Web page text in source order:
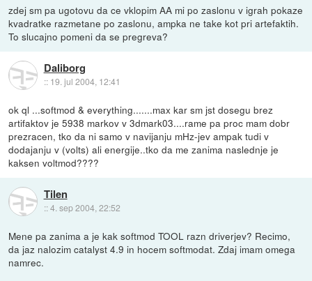
zdej sm pa ugotovu da ce vklopim AA mi po zaslonu v igrah pokaze
kvadratke razmetane po zaslonu, ampka ne take kot pri artefaktih.
To slucajno pomeni da se pregreva?
Daliborg
:: 19. jul 2004, 12:41
ok ql ...softmod & everything.......max kar sm jst dosegu brez
artifaktov je 5938 markov v 3dmark03....rame pa proc mam dobr
prezracen, tko da ni samo v navijanju mHz-jev ampak tudi v
dodajanju v (volts) ali energije..tko da me zanima naslednje je
kaksen voltmod????
Tilen
::4. sep 2004, 22:52
Mene pa zanima a je kak softmod TOOL razn driverjev? Recimo,
da jaz nalozim catalyst 4.9 in hocem softmodat. Zdaj imam omega
namrec.